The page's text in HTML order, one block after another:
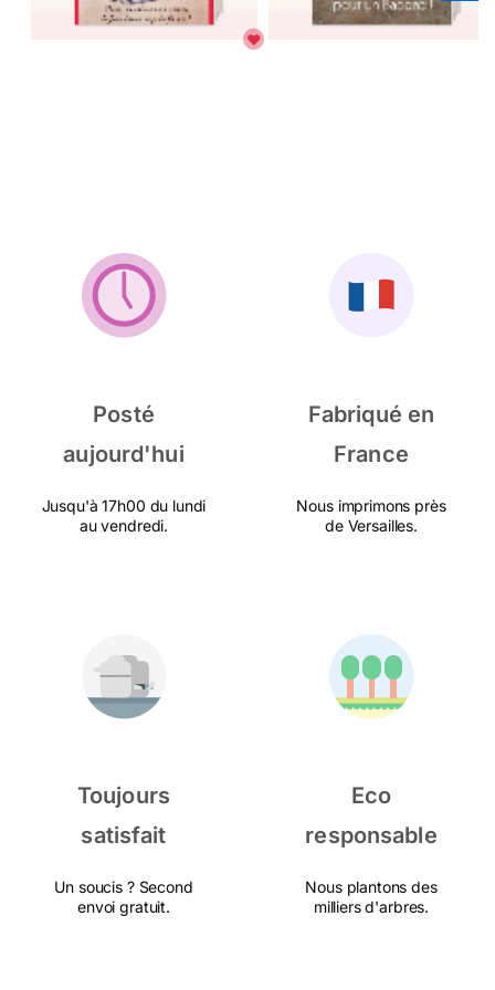
Posté
aujourd'hui
Jusqu'à 17h00 du lundi
au vendredi.
Fabriqué en
France
Nous imprimons près
de Versailles.
Toujours
satisfait
Un soucis ? Second
envoi gratuit.
Eco
responsable
Nous plantons des
milliers d'arbres.